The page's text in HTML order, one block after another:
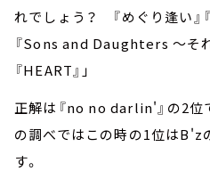
れでしょう？ 『めぐり逢い』
『Sons and Daughters ～そ
『HEART』」
正解は『no no darlin'』の2位
の調べではこの時の1位はB'z
す。